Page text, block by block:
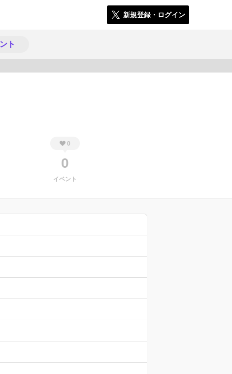
新規登録・ログイン
ト
0
0
イベント